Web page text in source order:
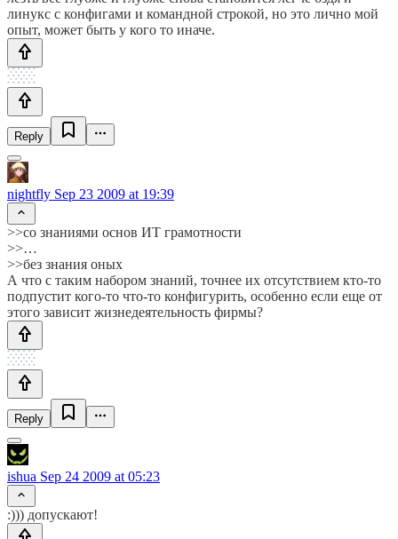
линукс с конфигами и командной строкой, но это лично мой
опыт, может быть у кого то иначе.
Reply
nightfly Sep 23 2009 at 19:39
>>со знаниями основ ИТ грамотности
>>…
>>без знания оных
А что с таким набором знаний, точнее их отсутствием кто-то
подпустит кого-то что-то конфигурить, особенно если еще от
этого зависит жизнедеятельность фирмы?
Reply
ishua Sep 24 2009 at 05:23
:))) допускают!